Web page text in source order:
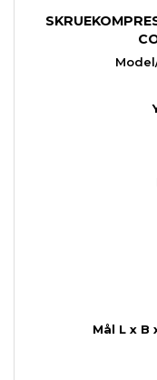
Mål L x B